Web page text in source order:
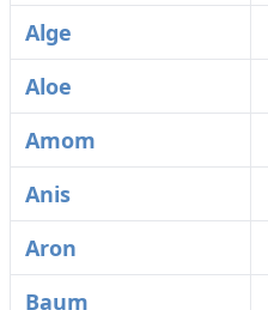
Alge
Aloe
Amom
Anis
Aron
Baum